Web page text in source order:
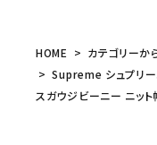
HOME カテゴリーか
Supreme シュプリ
スガウジビーニー ニッ